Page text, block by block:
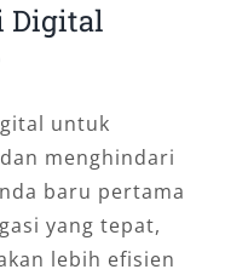
Digital
untuk
menghindari
baru pertama
yang tepat,
lebih efisien